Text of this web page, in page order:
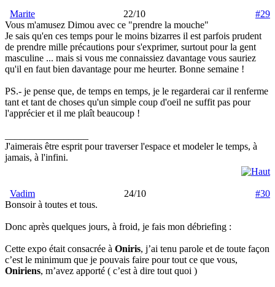
Marite 22/10
#29
Vous m'amusez Dimou avec ce "prendre la mouche"
Je sais qu'en ces temps pour le moins bizarres il est parfois prudent
de prendre mille précautions pour s'exprimer, surtout pour la gent
masculine ... mais si vous me connaissiez davantage vous sauriez
qu'il en faut bien davantage pour me heurter. Bonne semaine !
PS.- je pense que, de temps en temps, je le regarderai car il renferme
tant et tant de choses qu'un simple coup d'oeil ne suffit pas pour
l'apprécier et il me plaît beaucoup !
J'aimerais être esprit pour traverser l'espace et modeler le temps, à
jamais, à l'infini.
Vadim 24/10
#30
Bonsoir à toutes et tous.
Donc après quelques jours, à froid, je fais mon débriefing :
Cette expo était consacrée à Oniris, j’ai tenu parole et de toute façon
c’est le minimum que je pouvais faire pour tout ce que vous,
Oniriens, m’avez apporté ( c’est à dire tout quoi )